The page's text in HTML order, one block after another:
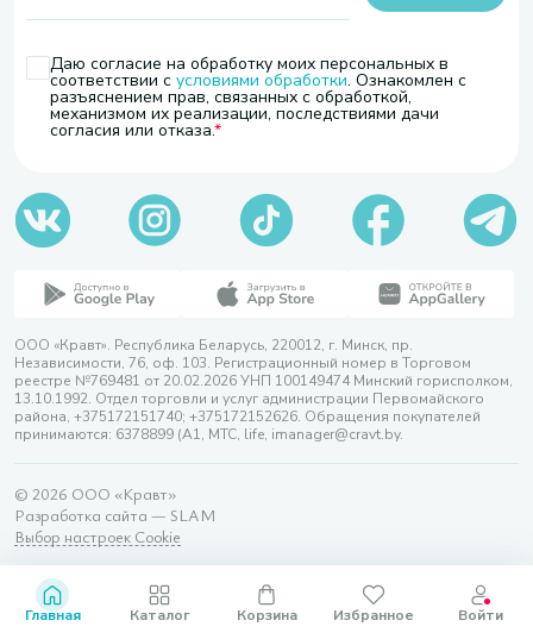
Даю согласие на обработку моих персональных в
соответствии с условиями обработки. Ознакомлен с
разъяснением прав, связанных с обработкой,
механизмом их реализации, последствиями дачи
согласия или отказа.
ООО «Кравт». Республика Беларусь, 220012, г. Минск, пр.
Независимости, 76, оф. 103. Регистрационный номер в Торговом
реестре №769481 от 20.02.2026 УНП 100149474 Минский горисполком,
13.10.1992. Отдел торговли и услуг администрации Первомайского
района, +375172151740; +375172152626. Обращения покупателей
принимаются: 6378899 (А1, МТС, life, imanager@cravt.by.
© 2026 ООО «Кравт»
Разработка сайта — SLAM
Выбор настроек Cookie
Главная Каталог Корзина Избранное Войти